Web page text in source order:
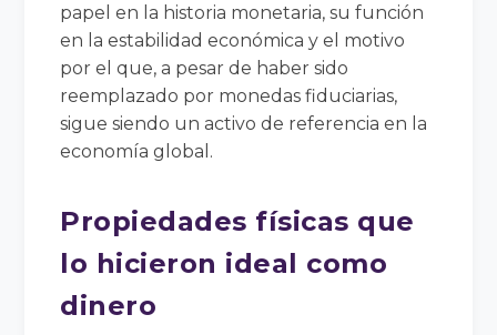
papel en la historia monetaria, su función
en la estabilidad económica y el motivo
por el que, a pesar de haber sido
reemplazado por monedas fiduciarias,
sigue siendo un activo de referencia en la
economía global.
Propiedades físicas que
lo hicieron ideal como
dinero